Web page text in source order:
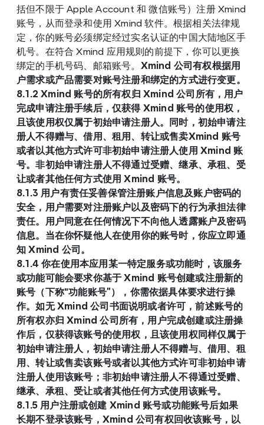
括但不限于 Apple Account 和 微信账号）注册 Xmind
账号，从而登录和使用 Xmind 软件。根据相关法律规
定，你的账号必须绑定经过实名认证的中国大陆地区手
机号。在符合 Xmind 应用规则的前提下，你可以更换
绑定的手机号码、邮箱账号。 Xmind 公司有权根据用
户需求或产品需要对账号注册和绑定的方式进行变更。
8.1.2 Xmind 账号的所有权归 Xmind 公司所有，用户
完成申请注册手续后，仅获得 Xmind 账号的使用权，
且该使用权仅属于初始申请注册人。同时，初始申请注
册人不得赠与、借用、租用、转让或售卖Xmind 账号
或者以其他方式许可非初始申请注册人使用 Xmind 账
号。非初始申请注册人不得通过受赠、继承、承租、受
让或者其他任何方式使用 Xmind 账号。
8.1.3 用户有责任妥善保管注册账户信息及账户密码的
安全，用户需要对注册账户以及密码下的行为承担法律
责任。用户同意在任何情况下不向他人透露账户及密码
信息。当在你怀疑他人在使用你的账号时，你应立即通
知 Xmind 公司。
8.1.4 你在使用本应用某一特定服务或功能时，该服务
或功能可能会要求你基于 Xmind 账号创建或注册新的
账号（下称“功能账号”），你需依据具体要求进行操
作。如无 Xmind 公司书面说明或者许可，前述账号的
所有权亦归 Xmind 公司所有，用户完成创建或注册操
作后，仅获得该账号的使用权，且该使用权同样仅属于
初始申请注册人，初始申请注册人不得赠与、借用、租
用、转让或售卖该账号或者以其他方式许可非初始申请
注册人使用该账号；非初始申请注册人不得通过受赠、
继承、承租、受让或者其他任何方式使用该账号。
8.1.5 用户注册或创建 Xmind 账号或功能账号后如果
长期不登录该账号，Xmind 公司有权回收该账号，以